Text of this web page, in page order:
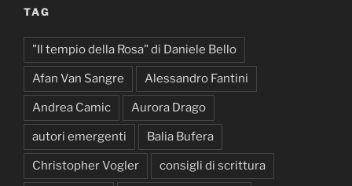
TAG
"Il tempio della Rosa" di Daniele Bello
Afan Van Sangre Alessandro Fantini
Andrea Camic Aurora Drago
autori emergenti Balia Bufera
Christopher Vogler consigli di scrittura